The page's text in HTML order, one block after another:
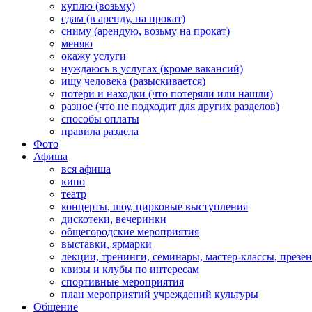
куплю (возьму)
сдам (в аренду, на прокат)
сниму (арендую, возьму на прокат)
меняю
окажу услуги
нуждаюсь в услугах (кроме вакансий)
ищу человека (разыскивается)
потери и находки (что потеряли или нашли)
разное (что не подходит для других разделов)
способы оплаты
правила раздела
Фото
Афиша
вся афиша
кино
театр
концерты, шоу, цирковые выступления
дискотеки, вечеринки
общегородские мероприятия
выставки, ярмарки
лекции, тренинги, семинары, мастер-классы,
квизы и клубы по интересам
спортивные мероприятия
план мероприятий учреждений культуры
Общение